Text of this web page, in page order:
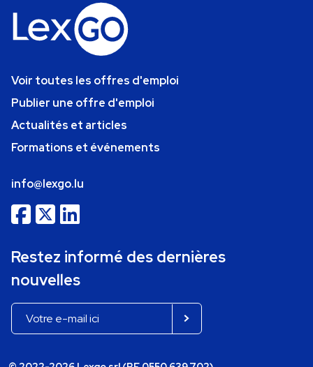
Voir toutes les offres d'emploi
Publier une offre d'emploi
Actualités et articles
Formations et événements
info@lexgo.lu
Restez informé des dernières
nouvelles